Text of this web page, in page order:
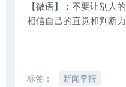
【微语】：不要让别人
相信自己的直觉和判断
标签： 新闻早报